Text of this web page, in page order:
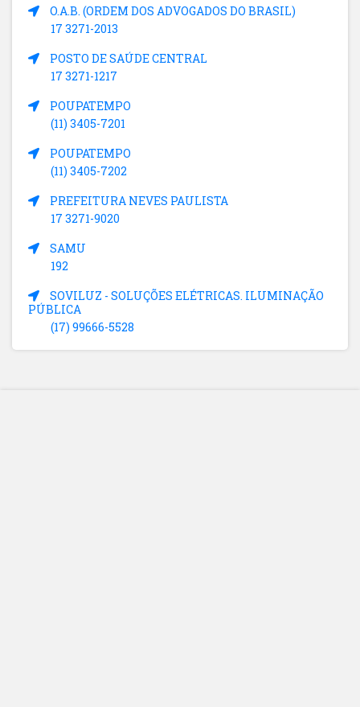
O.A.B. (ORDEM DOS ADVOGADOS DO BRASIL)
17 3271-2013
POSTO DE SAÚDE CENTRAL
17 3271-1217
POUPATEMPO
(11) 3405-7201
POUPATEMPO
(11) 3405-7202
PREFEITURA NEVES PAULISTA
17 3271-9020
SAMU
192
SOVILUZ - SOLUÇÕES ELÉTRICAS. ILUMINAÇÃO
PÚBLICA
(17) 99666-5528